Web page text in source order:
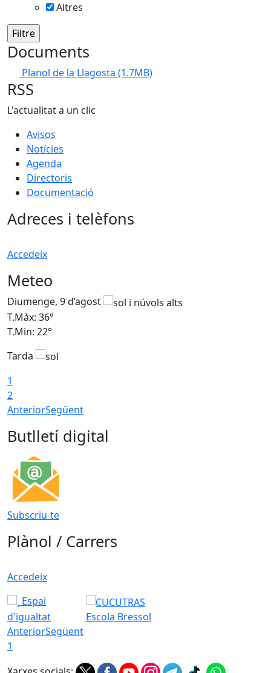
Altres
Documents
Planol de la Llagosta (1.7MB)
RSS
L'actualitat a un clic
Avisos
Notícies
Agenda
Directoris
Documentació
Adreces i telèfons
Accedeix
Meteo
Diumenge, 9 d’agost
T.Màx: 36°
T.Min: 22°
Tarda
1
2
AnteriorSegüent
Butlletí digital
Subscriu-te
Plànol / Carrers
Accedeix
Espai
d'igualtat
Escola Bressol
AnteriorSegüent
1